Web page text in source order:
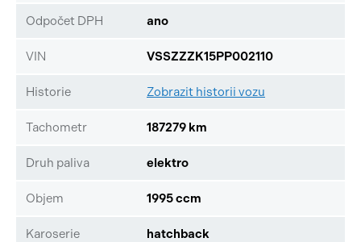
Odpočet DPH ano
VIN VSSZZZK15PP002110
Historie Zobrazit historii vozu
Tachometr 187279 km
Druh paliva elektro
Objem 1995 ccm
Karoserie hatchback